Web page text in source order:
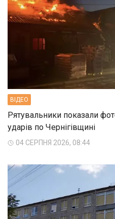
ВIДЕО
Рятувальники показали
ударів по Чернігівщині
04 СЕРПНЯ 2026, 08:44